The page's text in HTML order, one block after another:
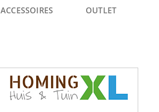
ACCESSOIRES OUTLET